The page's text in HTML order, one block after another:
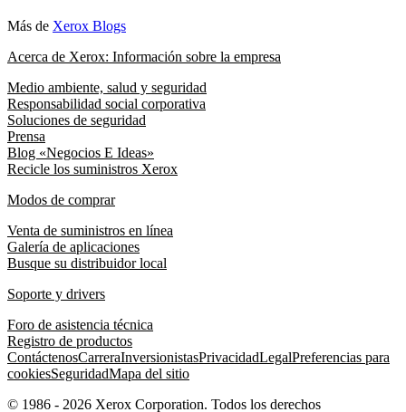
Más de Xerox Blogs
Acerca de Xerox: Información sobre la empresa
Medio ambiente, salud y seguridad
Responsabilidad social corporativa
Soluciones de seguridad
Prensa
Blog «Negocios E Ideas»
Recicle los suministros Xerox
Modos de comprar
Venta de suministros en línea
Galería de aplicaciones
Busque su distribuidor local
Soporte y drivers
Foro de asistencia técnica
Registro de productos
ContáctenosCarreraInversionistasPrivacidadLegalPreferencias para
cookiesSeguridadMapa del sitio
© 1986 - 2026 Xerox Corporation. Todos los derechos